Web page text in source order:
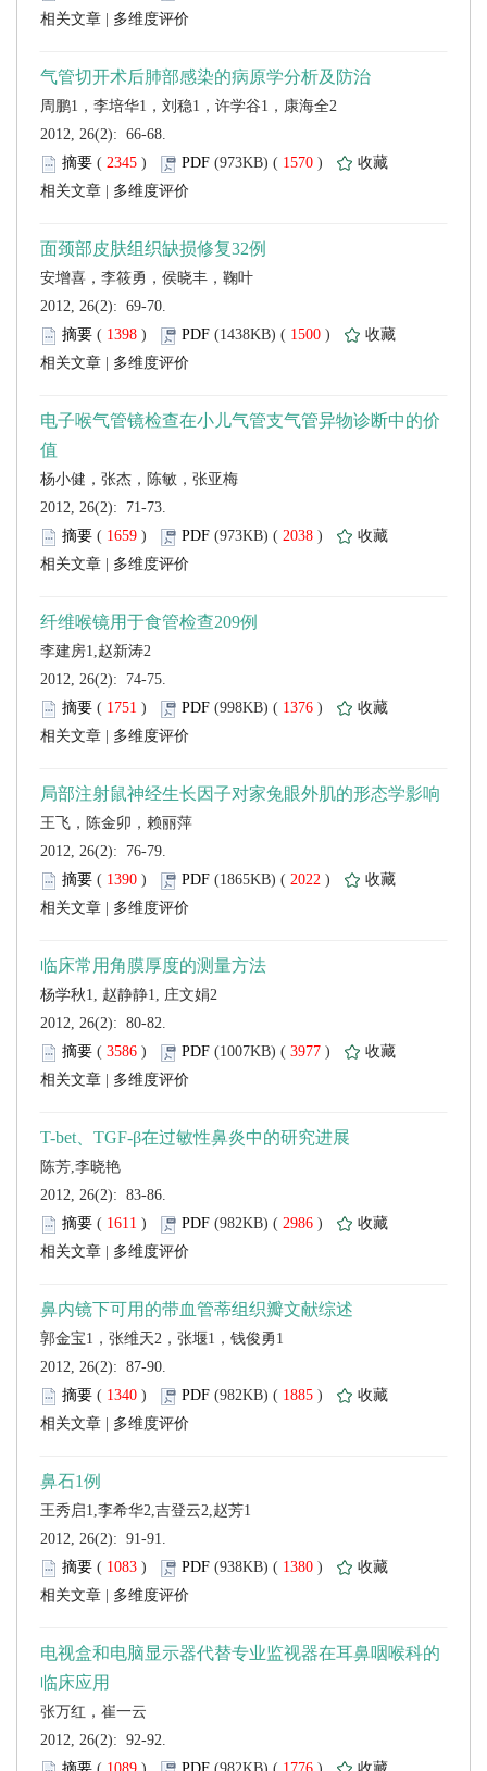
2012, 26(2): 66-68.
(
) 1570 )
2012, 26(2): 69-70.
(
) 1500 )
2012, 26(2): 71-73.
(
) 2038 )
2012, 26(2): 74-75.
(
) 1376 )
2012, 26(2): 76-79.
(
) 2022 )
2012, 26(2): 80-82.
(
) 3977 )
2012, 26(2): 83-86.
(
) 2986 )
2012, 26(2): 87-90.
(
) 1885 )
2012, 26(2): 91-91.
(
) 1380 )
2012, 26(2): 92-92.